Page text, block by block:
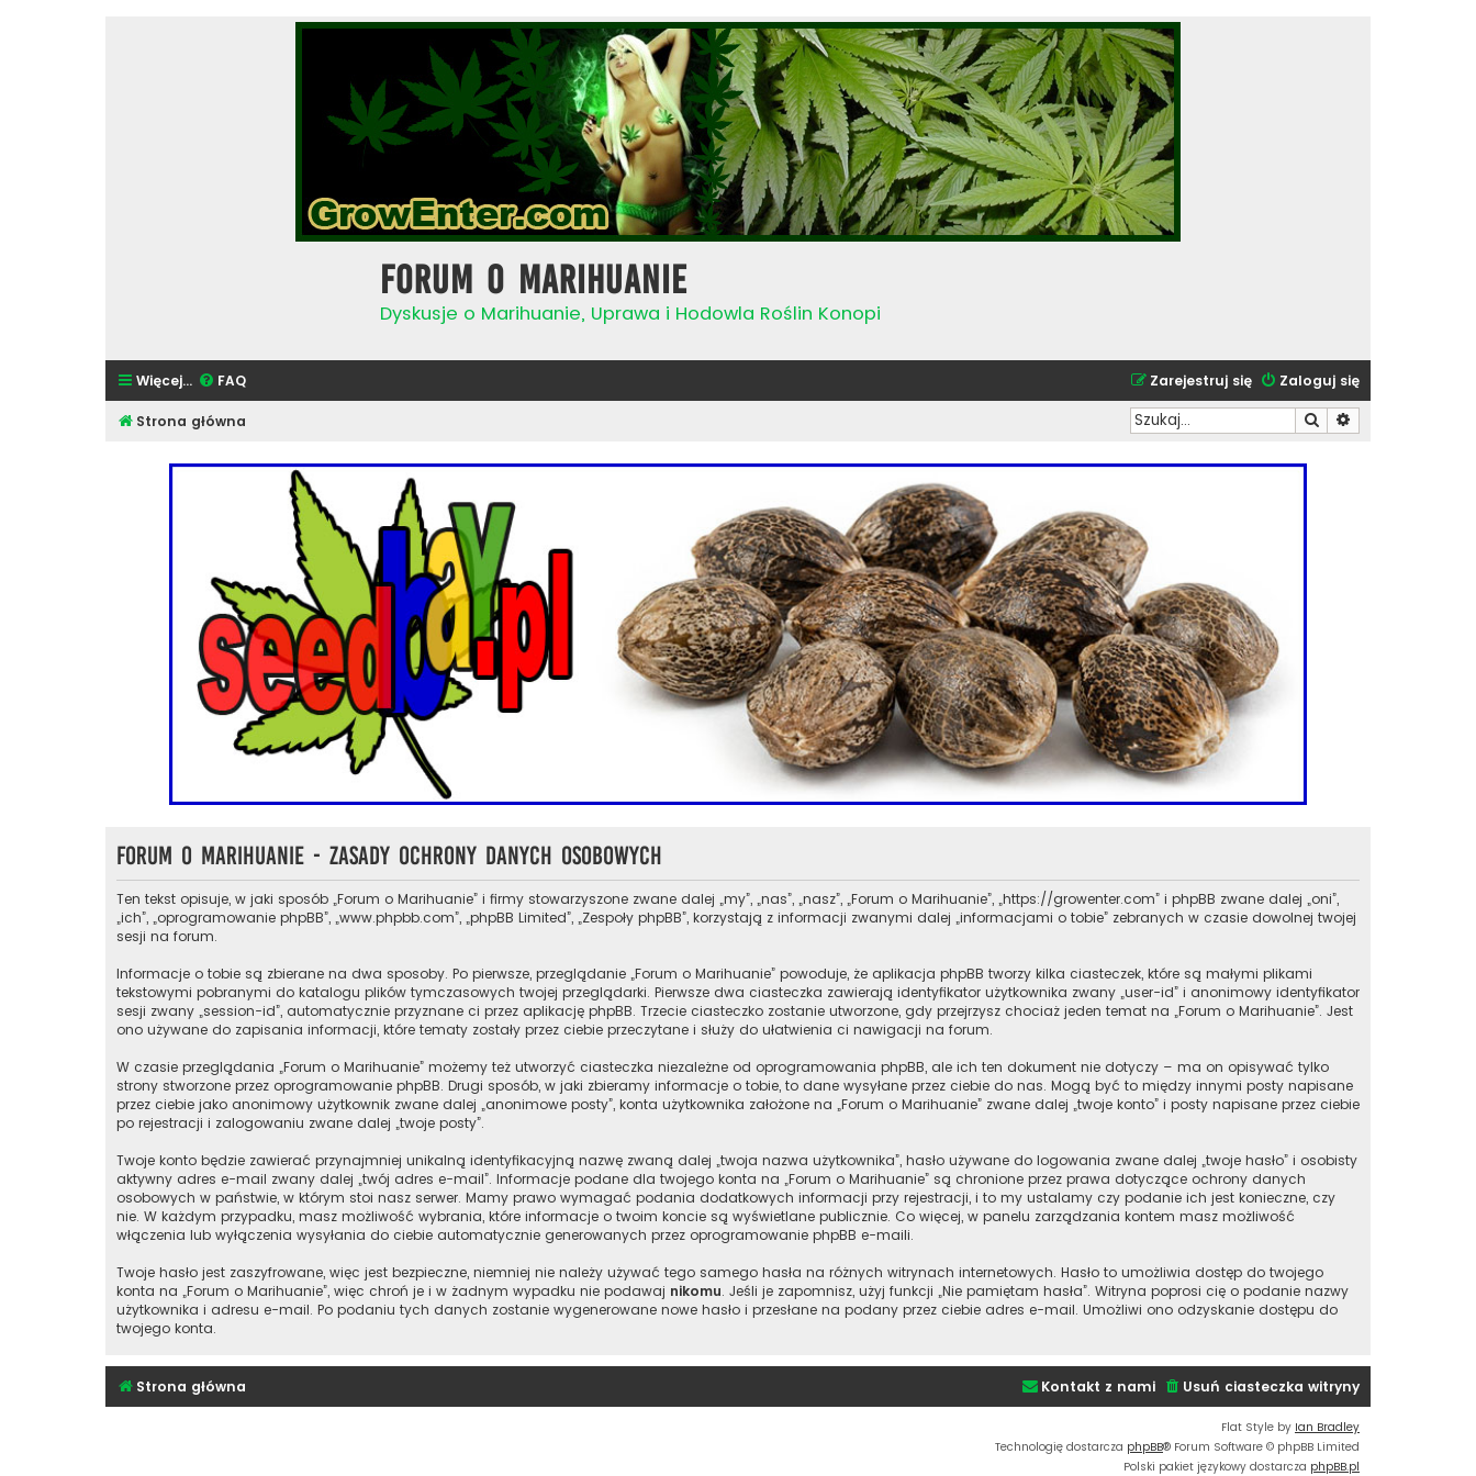
Forum o Marihuanie
Dyskusje o Marihuanie, Uprawa i Hodowla Roślin Konopi
Więcej… FAQ Zaloguj się
Zarejestruj się
Strona główna Szukaj
Forum o Marihuanie - Zasady ochrony danych osobowych
Ten tekst opisuje, w jaki sposób „Forum o Marihuanie” i firmy stowarzyszone zwane dalej „my”, „nas”, „nasz”, „Forum o Marihuanie”, „https://growenter.com” i phpBB zwane dalej „oni”,
„ich”, „oprogramowanie phpBB”, „www.phpbb.com”, „phpBB Limited”, „Zespoły phpBB”, korzystają z informacji zwanymi dalej „informacjami o tobie” zebranych w czasie dowolnej twojej
sesji na forum.
Informacje o tobie są zbierane na dwa sposoby. Po pierwsze, przeglądanie „Forum o Marihuanie” powoduje, że aplikacja phpBB tworzy kilka ciasteczek, które są małymi plikami
tekstowymi pobranymi do katalogu plików tymczasowych twojej przeglądarki. Pierwsze dwa ciasteczka zawierają identyfikator użytkownika zwany „user-id” i anonimowy identyfikator
sesji zwany „session-id”, automatycznie przyznane ci przez aplikację phpBB. Trzecie ciasteczko zostanie utworzone, gdy przejrzysz chociaż jeden temat na „Forum o Marihuanie”. Jest
ono używane do zapisania informacji, które tematy zostały przez ciebie przeczytane i służy do ułatwienia ci nawigacji na forum.
W czasie przeglądania „Forum o Marihuanie” możemy też utworzyć ciasteczka niezależne od oprogramowania phpBB, ale ich ten dokument nie dotyczy – ma on opisywać tylko
strony stworzone przez oprogramowanie phpBB. Drugi sposób, w jaki zbieramy informacje o tobie, to dane wysyłane przez ciebie do nas. Mogą być to między innymi posty napisane
przez ciebie jako anonimowy użytkownik zwane dalej „anonimowe posty”, konta użytkownika założone na „Forum o Marihuanie” zwane dalej „twoje konto” i posty napisane przez ciebie
po rejestracji i zalogowaniu zwane dalej „twoje posty”.
Twoje konto będzie zawierać przynajmniej unikalną identyfikacyjną nazwę zwaną dalej „twoja nazwa użytkownika”, hasło używane do logowania zwane dalej „twoje hasło” i osobisty
aktywny adres e-mail zwany dalej „twój adres e-mail”. Informacje podane dla twojego konta na „Forum o Marihuanie” są chronione przez prawa dotyczące ochrony danych
osobowych w państwie, w którym stoi nasz serwer. Mamy prawo wymagać podania dodatkowych informacji przy rejestracji, i to my ustalamy czy podanie ich jest konieczne, czy
nie. W każdym przypadku, masz możliwość wybrania, które informacje o twoim koncie są wyświetlane publicznie. Co więcej, w panelu zarządzania kontem masz możliwość
włączenia lub wyłączenia wysyłania do ciebie automatycznie generowanych przez oprogramowanie phpBB e-maili.
Twoje hasło jest zaszyfrowane, więc jest bezpieczne, niemniej nie należy używać tego samego hasła na różnych witrynach internetowych. Hasło to umożliwia dostęp do twojego
konta na „Forum o Marihuanie”, więc chroń je i w żadnym wypadku nie podawaj nikomu. Jeśli je zapomnisz, użyj funkcji „Nie pamiętam hasła”. Witryna poprosi cię o podanie nazwy
użytkownika i adresu e-mail. Po podaniu tych danych zostanie wygenerowane nowe hasło i przesłane na podany przez ciebie adres e-mail. Umożliwi ono odzyskanie dostępu do
twojego konta.
Strona główna Usuń ciasteczka witryny
Kontakt z nami
Flat Style by Ian Bradley
Technologię dostarcza phpBB® Forum Software © phpBB Limited
Polski pakiet językowy dostarcza phpBB.pl